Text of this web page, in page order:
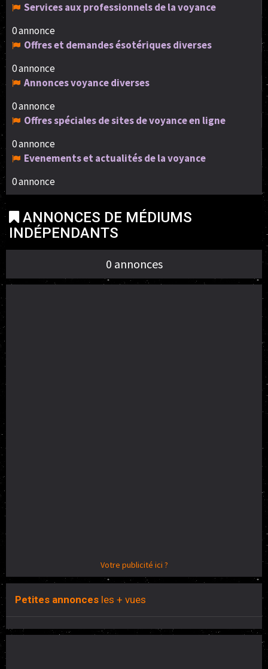
Services aux professionnels de la voyance
0 annonce
Offres et demandes ésotériques diverses
0 annonce
Annonces voyance diverses
0 annonce
Offres spéciales de sites de voyance en ligne
0 annonce
Evenements et actualités de la voyance
0 annonce
ANNONCES DE MÉDIUMS
INDÉPENDANTS
0 annonces
Votre publicité ici ?
Petites annonces les + vues